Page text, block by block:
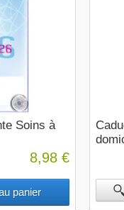
Soins à
8,98 €
panier